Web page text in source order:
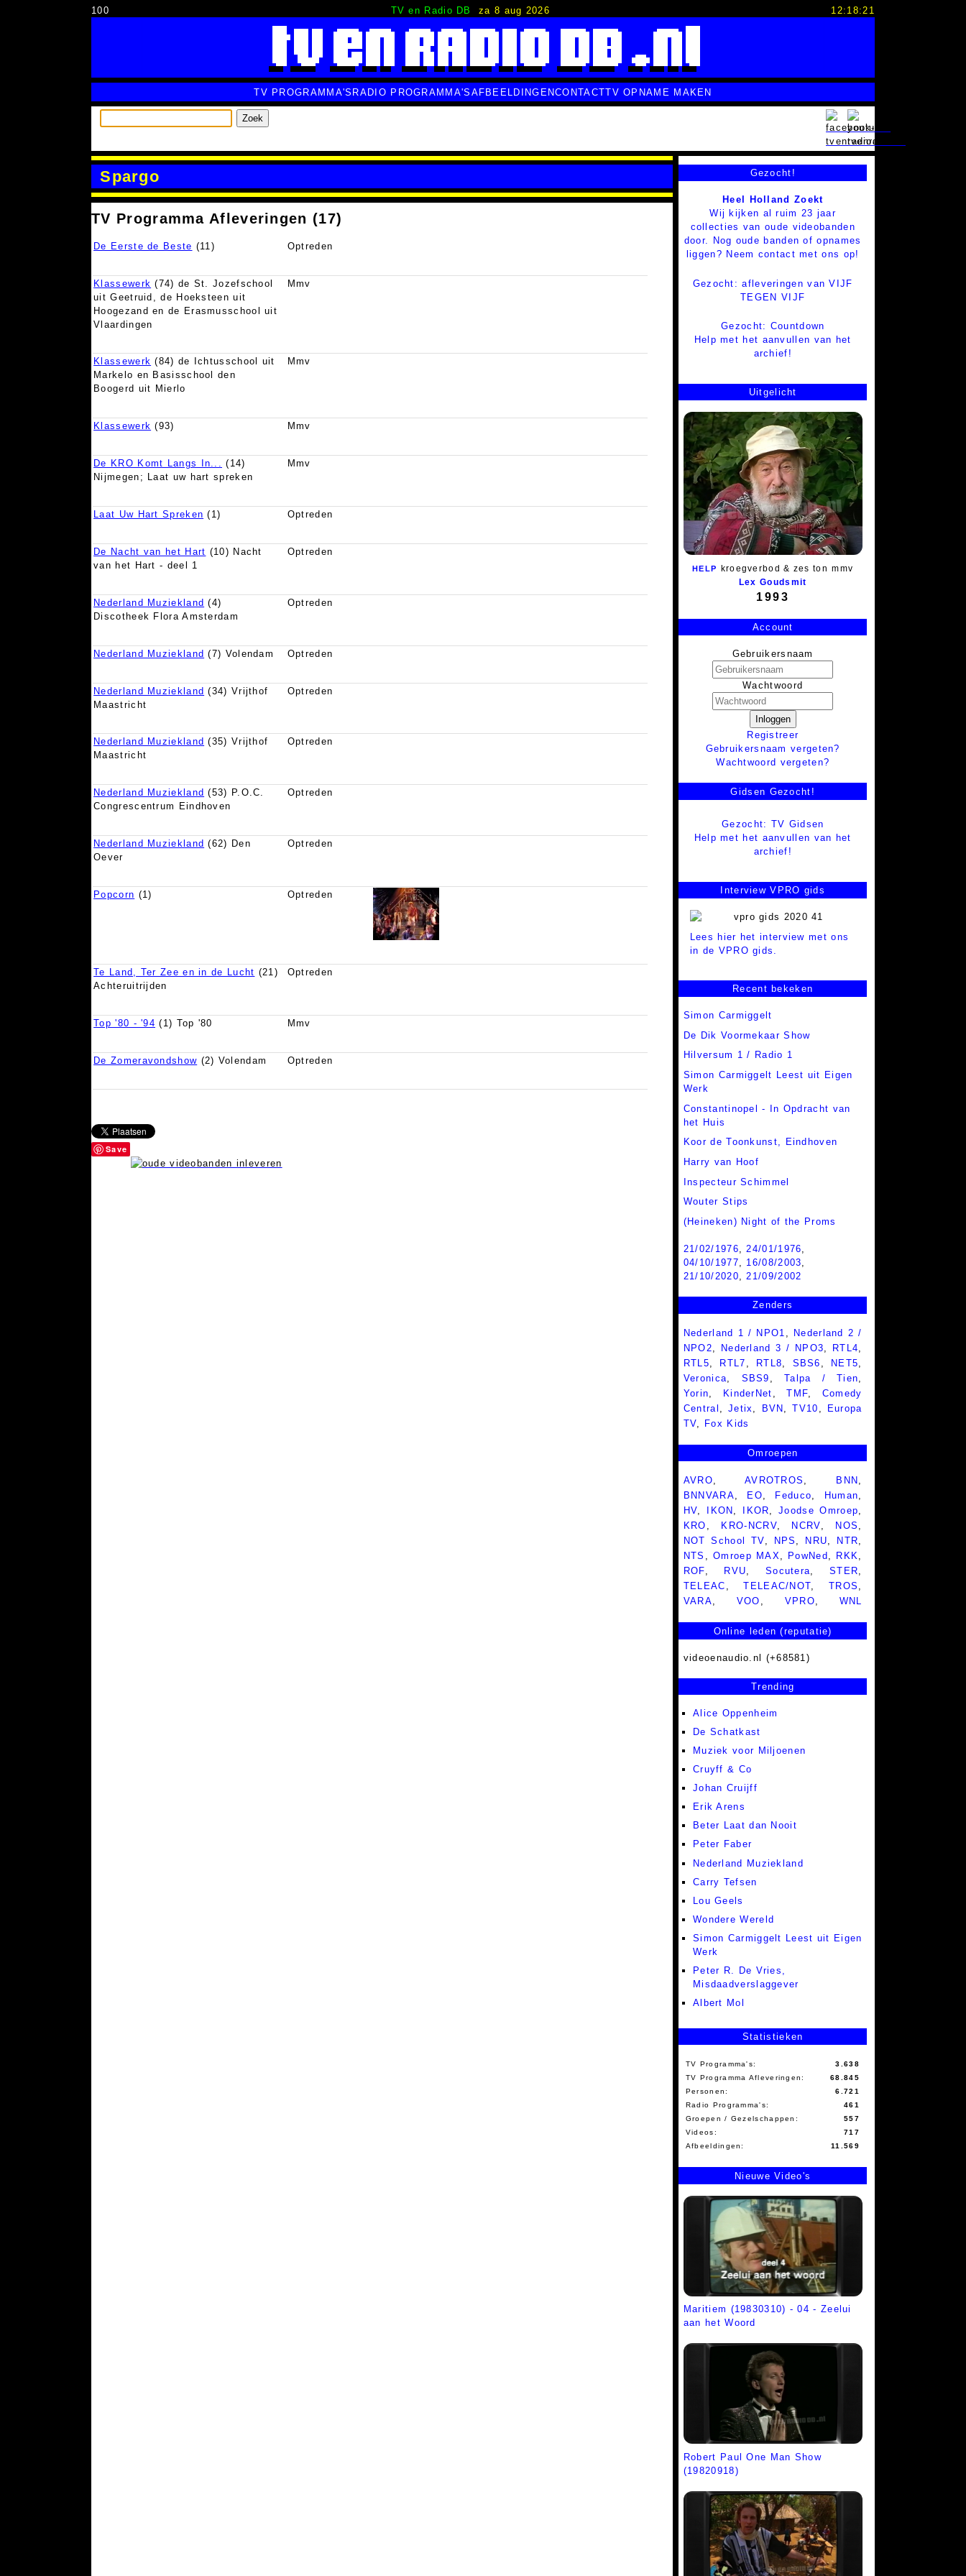
100 TV en Radio DB za 8 aug 2026 12:18:22
TV PROGRAMMA'S RADIO PROGRAMMA'S AFBEELDINGENCONTACTTV OPNAME MAKEN
Zoek
Spargo
TV Programma Afleveringen (17)
De Eerste de Beste (11) Optreden
Klassewerk (74) de St. Jozefschool
uit Geetruid, de Hoeksteen uit
Hoogezand en de Erasmusschool uit
Vlaardingen
Mmv
Klassewerk (84) de Ichtusschool uit
Markelo en Basisschool den
Boogerd uit Mierlo
Mmv
Klassewerk (93) Mmv
De KRO Komt Langs In... (14)
Nijmegen; Laat uw hart spreken
Mmv
Laat Uw Hart Spreken (1) Optreden
De Nacht van het Hart (10) Nacht
van het Hart - deel 1
Optreden
Nederland Muziekland (4)
Discotheek Flora Amsterdam
Optreden
Nederland Muziekland (7) Volendam Optreden
Nederland Muziekland (34) Vrijthof
Maastricht
Optreden
Nederland Muziekland (35) Vrijthof
Maastricht
Optreden
Nederland Muziekland (53) P.O.C.
Congrescentrum Eindhoven
Optreden
Nederland Muziekland (62) Den
Oever
Optreden
Popcorn (1) Optreden
Te Land, Ter Zee en in de Lucht (21)
Achteruitrijden
Optreden
Top '80 - '94 (1) Top '80 Mmv
De Zomeravondshow (2) Volendam Optreden
Save
Gezocht!
Heel Holland Zoekt
Wij kijken al ruim 23 jaar
collecties van oude videobanden
door. Nog oude banden of opnames
liggen? Neem contact met ons op!
Gezocht: afleveringen van VIJF
TEGEN VIJF
Gezocht: Countdown
Help met het aanvullen van het
archief!
Uitgelicht
HELP kroegverbod & zes ton mmv
Lex Goudsmit
1993
Account
Gebruikersnaam
Wachtwoord
Inloggen
Registreer
Gebruikersnaam vergeten?
Wachtwoord vergeten?
Gidsen Gezocht!
Gezocht: TV Gidsen
Help met het aanvullen van het
archief!
Interview VPRO gids
Lees hier het interview met ons
in de VPRO gids.
Recent bekeken
Simon Carmiggelt
De Dik Voormekaar Show
Hilversum 1 / Radio 1
Simon Carmiggelt Leest uit Eigen
Werk
Constantinopel - In Opdracht van
het Huis
Koor de Toonkunst, Eindhoven
Harry van Hoof
Inspecteur Schimmel
Wouter Stips
(Heineken) Night of the Proms
21/02/1976,24/01/1976,
04/10/1977, 16/08/2003,
21/10/2020,21/09/2002
Zenders
Nederland 1 / NPO1
Nederland 2 /
NPO2
Nederland 3 / NPO3 RTL4
RTL5
RTL7 RTL8 SBS6 NET5
Veronica
SBS9 ,Talpa / Tien
Yorin
KinderNet ,TMF
Comedy
Central
Jetix BVN ,TV10
Europa
TV
Fox Kids
Omroepen
AVRO, AVROTROS , BNN ,
BNNVARA, EO, Feduco, Human,
HV, IKON , IKOR,Joodse Omroep,
KRO , KRO-NCRV, NCRV, NOS ,
NOT School TV, NPS , NRU, NTR,
NTS ,Omroep MAX, PowNed , RKK,
ROF, RVU, Socutera,STER,
TELEAC ,TELEAC/NOT,TROS ,
VARA, VOO , VPRO, WNL
Online leden (reputatie)
videoenaudio.nl (+68581)
Trending
Alice Oppenheim
De Schatkast
Muziek voor Miljoenen
Cruyff & Co
Johan Cruijff
Erik Arens
Beter Laat dan Nooit
Peter Faber
Nederland Muziekland
Carry Tefsen
Lou Geels
Wondere Wereld
Simon Carmiggelt Leest uit Eigen
Werk
Peter R. De Vries,
Misdaadverslaggever
Albert Mol
Statistieken
TV Programma's:
3.638
TV Programma Afleveringen:
68.845
Personen:
6.721
Radio Programma's:
461
Groepen / Gezelschappen:
557
Videos:
717
Afbeeldingen:
11.569
Nieuwe Video's
Maritiem (19830310) - 04 - Zeelui
aan het Woord
Robert Paul One Man Show
(19820918)